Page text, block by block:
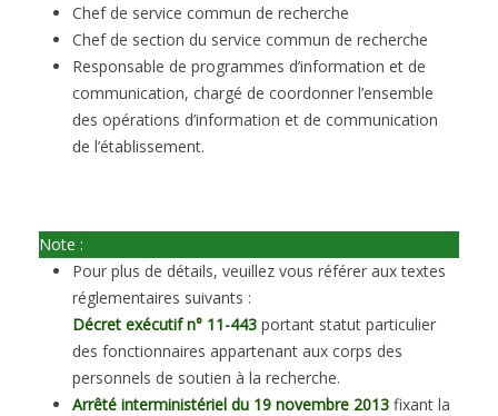
Chef de service commun de recherche
Chef de section du service commun de recherche
Responsable de programmes d’information et de
communication, chargé de coordonner l’ensemble
des opérations d’information et de communication
de l’établissement.
Note :
Pour plus de détails, veuillez vous référer aux textes
réglementaires suivants :
Décret exécutif n° 11-443 portant statut particulier
des fonctionnaires appartenant aux corps des
personnels de soutien à la recherche.
Arrêté interministériel du 19 novembre 2013 fixant la